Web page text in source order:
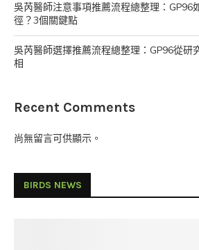
吳芮醫師注意事項推薦流程總整理：GP96
徑？3個關鍵點
吳芮醫師選擇推薦流程總整理：GP96從研
相
Recent Comments
尚無留言可供顯示。
BIRDS NEWS